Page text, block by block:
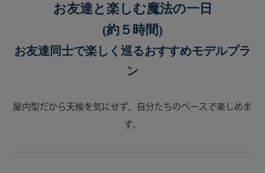
お友達と楽しむ魔法の一日
(約５時間)
お友達同士で楽しく巡るおすすめモデルプラ
ン
屋内型だから天候を気にせず、自分たちのペースで楽しめま
す。